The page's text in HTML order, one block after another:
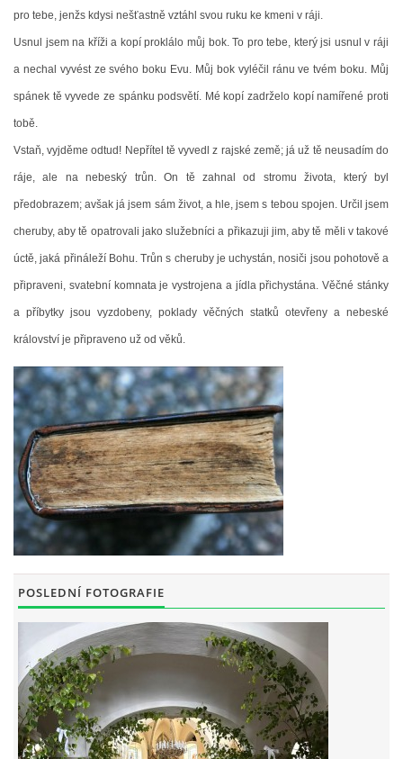
STUDENÁ
378 566
© 2026 eStránky.cz |Tisk|Nahoru ↑
pro tebe, jenžs kdysi nešťastně vztáhl svou ruku ke kmeni v ráji.
Usnul jsem na kříži a kopí proklálo můj bok. To pro tebe, který jsi usnul v ráji
a nechal vyvést ze svého boku Evu. Můj bok vyléčil ránu ve tvém boku. Můj
spánek tě vyvede ze spánku podsvětí. Mé kopí zadrželo kopí namířené proti
tobě.
Vstaň, vyjděme odtud! Nepřítel tě vyvedl z rajské země; já už tě neusadím do
ráje, ale na nebeský trůn. On tě zahnal od stromu života, který byl
předobrazem; avšak já jsem sám život, a hle, jsem s tebou spojen. Určil jsem
cheruby, aby tě opatrovali jako služebníci a přikazuji jim, aby tě měli v takové
úctě, jaká přináleží Bohu. Trůn s cheruby je uchystán, nosiči jsou pohotově a
připraveni, svatební komnata je vystrojena a jídla přichystána. Věčné stánky
a příbytky jsou vyzdobeny, poklady věčných statků otevřeny a nebeské
království je připraveno už od věků.
POSLEDNÍ FOTOGRAFIE